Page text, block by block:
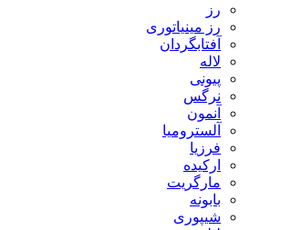
رز
رز مینیاتوری
آفتابگردان
لاله
پیونی
نرگس
آنمون
آلسترومیا
فرزیا
ارکیده
مارگریت
بابونه
شیپوری